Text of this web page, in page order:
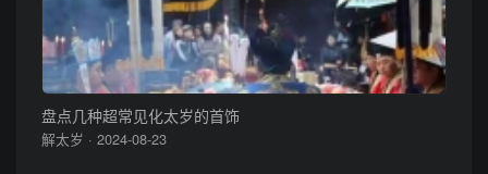
盘点几种超常见化太岁的首饰
解太岁 · 2024-08-23